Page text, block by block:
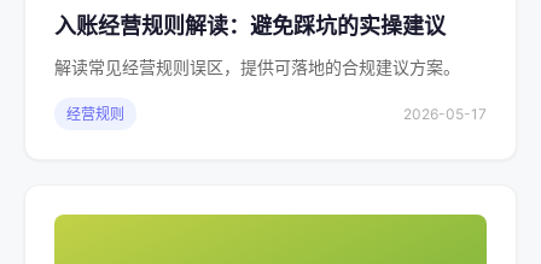
入账经营规则解读：避免踩坑的实操建议
解读常见经营规则误区，提供可落地的合规建议方案。
经营规则 2026-05-17